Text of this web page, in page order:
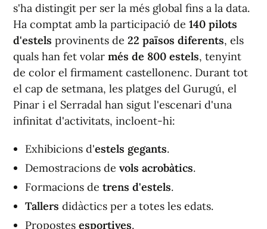
s'ha distingit per ser la més global fins a la data.
Ha comptat amb la participació de 140 pilots
d'estels provinents de 22 països diferents, els
quals han fet volar més de 800 estels, tenyint
de color el firmament castellonenc. Durant tot
el cap de setmana, les platges del Gurugú, el
Pinar i el Serradal han sigut l'escenari d'una
infinitat d'activitats, incloent-hi:
Exhibicions d'estels gegants.
Demostracions de vols acrobàtics.
Formacions de trens d'estels.
Tallers didàctics per a totes les edats.
Propostes esportives.